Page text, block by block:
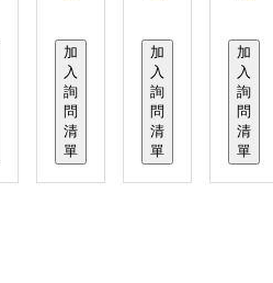
加
入
詢
問
清
單
加
入
詢
問
清
單
加
入
詢
問
清
單